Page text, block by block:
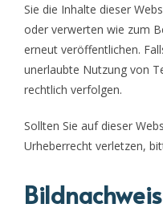
Sie die Inhalte dieser
oder verwerten wie zum
erneut veröffentlichen.
unerlaubte Nutzung von
rechtlich verfolgen.
Sollten Sie auf dieser
Urheberrecht verletzen,
Bildnachweis